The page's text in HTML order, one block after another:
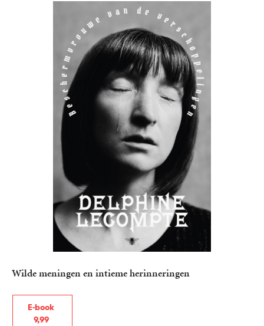
Wilde meningen en intieme herinneringen
E-book
9,99